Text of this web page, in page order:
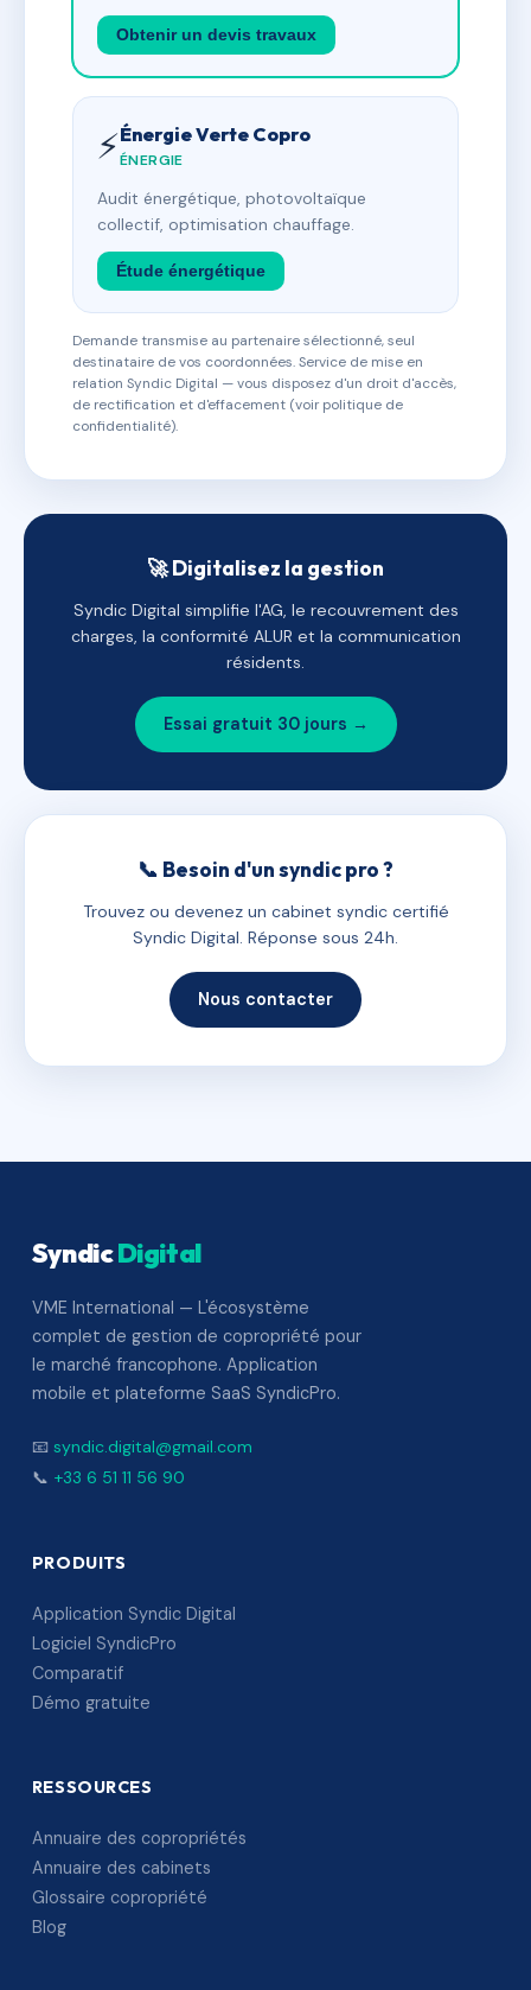
Obtenir un devis travaux
⚡Énergie Verte Copro
ÉNERGIE
Audit énergétique, photovoltaïque
collectif, optimisation chauffage.
Étude énergétique
Demande transmise au partenaire sélectionné, seul
destinataire de vos coordonnées. Service de mise en
relation Syndic Digital — vous disposez d'un droit d'accès,
de rectification et d'effacement (voir politique de
confidentialité).
🚀 Digitalisez la gestion
Syndic Digital simplifie l'AG, le recouvrement des
charges, la conformité ALUR et la communication
résidents.
Essai gratuit 30 jours →
📞 Besoin d'un syndic pro ?
Trouvez ou devenez un cabinet syndic certifié
Syndic Digital. Réponse sous 24h.
Nous contacter
SyndicDigital
VME International — L'écosystème
complet de gestion de copropriété pour
le marché francophone. Application
mobile et plateforme SaaS SyndicPro.
📧 syndic.digital@gmail.com
📞 +33 6 51 11 56 90
PRODUITS
Application Syndic Digital
Logiciel SyndicPro
Comparatif
Démo gratuite
RESSOURCES
Annuaire des copropriétés
Annuaire des cabinets
Glossaire copropriété
Blog